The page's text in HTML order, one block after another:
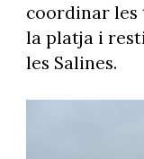
coordinar les
la platja i
les Salines.